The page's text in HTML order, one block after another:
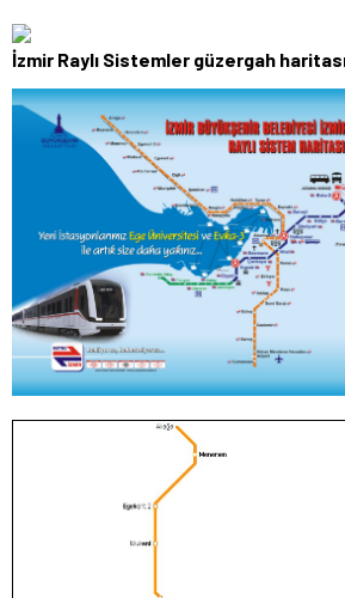
İzmir Raylı Sistemler güzergah